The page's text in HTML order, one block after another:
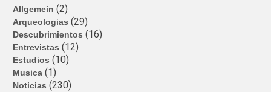
Allgemein (2)
Arqueologias (29)
Descubrimientos (16)
Entrevistas (12)
Estudios (10)
Musica (1)
Noticias (230)